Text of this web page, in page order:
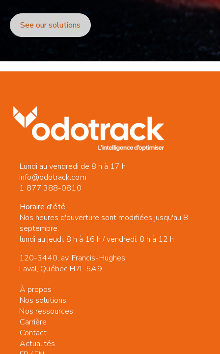
See our solutions
Lundi au vendredi de 8 h à 17 h
info@odotrack.com
1 877 388-0810
Horaire d'été
Nos heures d'ouverture sont modifiées jusqu'au 8
septembre.
lundi au jeudi: 8 h à 16 h / vendredi: 8 h à 12 h
120-3440, av. Francis-Hughes
Laval, Québec H7L 5A9
À propos
Nos solutions
Nos ressources
Carrière
Contact
Actualités